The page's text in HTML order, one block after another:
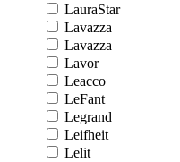
LauraStar
Lavazza
Lavazza
Lavor
Leacco
LeFant
Legrand
Leifheit
Lelit